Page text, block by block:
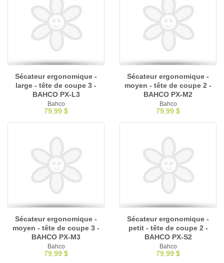
Sécateur ergonomique -
large - tête de coupe 3 -
BAHCO PX-L3
Bahco
79,99 $
Sécateur ergonomique -
moyen - tête de coupe 2 -
BAHCO PX-M2
Bahco
79,99 $
Sécateur ergonomique -
moyen - tête de coupe 3 -
BAHCO PX-M3
Bahco
79,99 $
Sécateur ergonomique -
petit - tête de coupe 2 -
BAHCO PX-S2
Bahco
79,99 $